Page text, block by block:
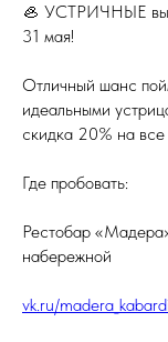
🦪 УСТРИЧНЫЕ
31 мая!
Отличный шанс
идеальными
скидка 20% на все
Где пробовать:
Рестобар
набережной
vk.ru/